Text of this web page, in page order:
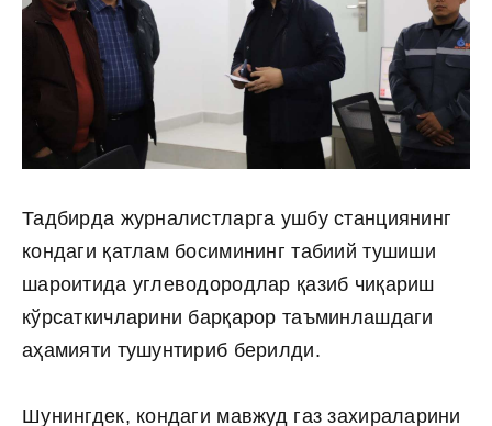
Тадбирда журналистларга ушбу станциянинг
кондаги қатлам босимининг табиий тушиши
шароитида углеводородлар қазиб чиқариш
кўрсаткичларини барқарор таъминлашдаги
аҳамияти тушунтириб берилди.
Шунингдек, кондаги мавжуд газ захираларини